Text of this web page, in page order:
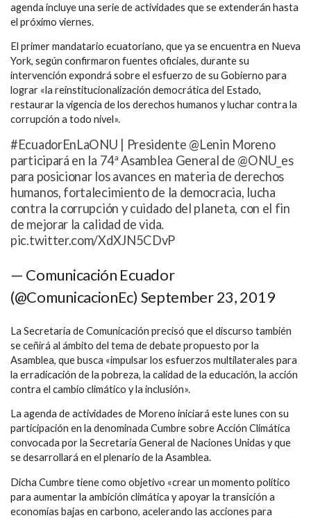
agenda incluye una serie de actividades que se extenderán hasta
el próximo viernes.
El primer mandatario ecuatoriano, que ya se encuentra en Nueva
York, según confirmaron fuentes oficiales, durante su
intervención expondrá sobre el esfuerzo de su Gobierno para
lograr «la reinstitucionalización democrática del Estado,
restaurar la vigencia de los derechos humanos y luchar contra la
corrupción a todo nivel».
#EcuadorEnLaONU | Presidente @Lenin Moreno
participará en la 74ª Asamblea General de @ONU_es
para posicionar los avances en materia de derechos
humanos, fortalecimiento de la democracia, lucha
contra la corrupción y cuidado del planeta, con el fin
de mejorar la calidad de vida.
pic.twitter.com/XdXJN5CDvP
— Comunicación Ecuador
(@ComunicacionEc) September 23, 2019
La Secretaría de Comunicación precisó que el discurso también
se ceñirá al ámbito del tema de debate propuesto por la
Asamblea, que busca «impulsar los esfuerzos multilaterales para
la erradicación de la pobreza, la calidad de la educación, la acción
contra el cambio climático y la inclusión».
La agenda de actividades de Moreno iniciará este lunes con su
participación en la denominada Cumbre sobre Acción Climática
convocada por la Secretaría General de Naciones Unidas y que
se desarrollará en el plenario de la Asamblea.
Dicha Cumbre tiene como objetivo «crear un momento político
para aumentar la ambición climática y apoyar la transición a
economías bajas en carbono, acelerando las acciones para